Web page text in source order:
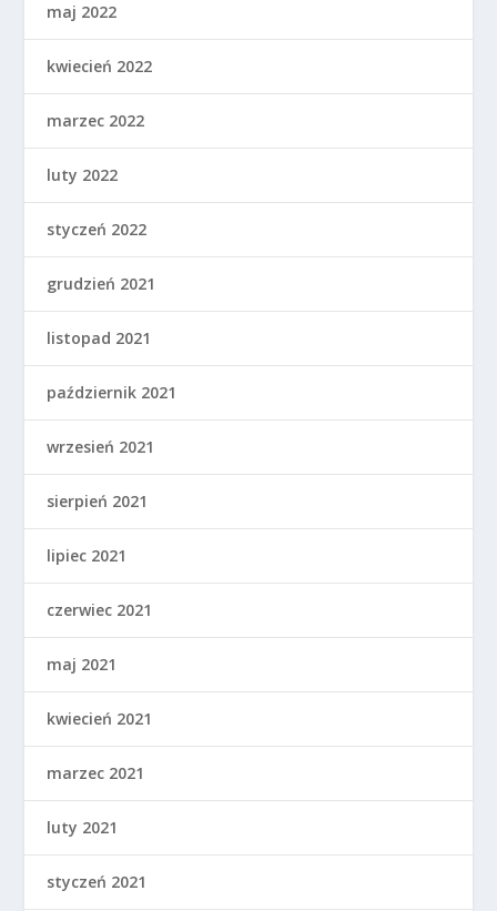
maj 2022
kwiecień 2022
marzec 2022
luty 2022
styczeń 2022
grudzień 2021
listopad 2021
październik 2021
wrzesień 2021
sierpień 2021
lipiec 2021
czerwiec 2021
maj 2021
kwiecień 2021
marzec 2021
luty 2021
styczeń 2021